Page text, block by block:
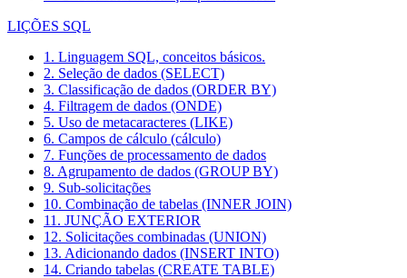
LIÇÕES SQL
1. Linguagem SQL, conceitos básicos.
2. Seleção de dados (SELECT)
3. Classificação de dados (ORDER BY)
4. Filtragem de dados (ONDE)
5. Uso de metacaracteres (LIKE)
6. Campos de cálculo (cálculo)
7. Funções de processamento de dados
8. Agrupamento de dados (GROUP BY)
9. Sub-solicitações
10. Combinação de tabelas (INNER JOIN)
11. JUNÇÃO EXTERIOR
12. Solicitações combinadas (UNION)
13. Adicionando dados (INSERT INTO)
14. Criando tabelas (CREATE TABLE)